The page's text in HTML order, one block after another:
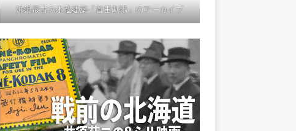
沖縄最古の木造建築「首里劇場」のアーカイブ